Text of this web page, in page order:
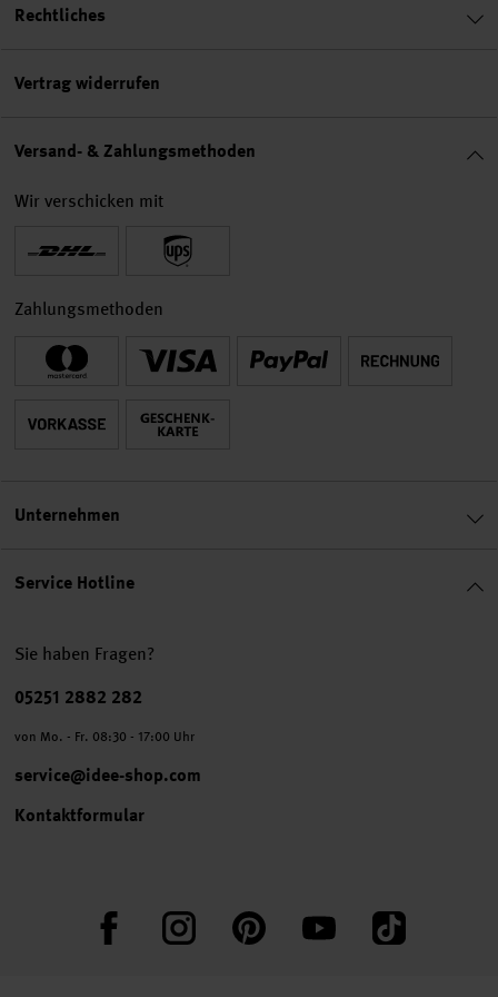
Service Hotline
Sie haben Fragen?
Telefonnummer
05251 2882 282
von Mo. - Fr. 08:30 - 17:00 Uhr
service@idee-shop.com
Kontaktformular
FacebookInstagram PinterestYouTube TikTok
Rechtliches
Vertrag widerrufen
Versand- & Zahlungsmethoden
Wir verschicken mit
Zahlungsmethoden
Unternehmen